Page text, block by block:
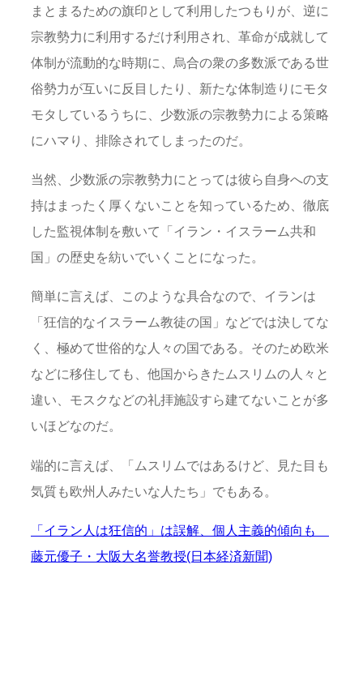
まとまるための旗印として利用したつもりが、逆に
宗教勢力に利用するだけ利用され、革命が成就して
体制が流動的な時期に、烏合の衆の多数派である世
俗勢力が互いに反目したり、新たな体制造りにモタ
モタしているうちに、少数派の宗教勢力による策略
にハマり、排除されてしまったのだ。
当然、少数派の宗教勢力にとっては彼ら自身への支
持はまったく厚くないことを知っているため、徹底
した監視体制を敷いて「イラン・イスラーム共和
国」の歴史を紡いでいくことになった。
簡単に言えば、このような具合なので、イランは
「狂信的なイスラーム教徒の国」などでは決してな
く、極めて世俗的な人々の国である。そのため欧米
などに移住しても、他国からきたムスリムの人々と
違い、モスクなどの礼拝施設すら建てないことが多
いほどなのだ。
端的に言えば、「ムスリムではあるけど、見た目も
気質も欧州人みたいな人たち」でもある。
「イラン人は狂信的」は誤解、個人主義的傾向も
藤元優子・大阪大名誉教授(日本経済新聞)